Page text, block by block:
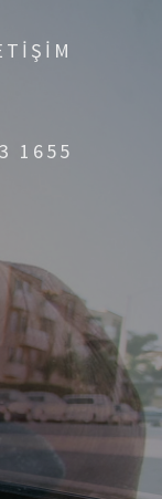
1655